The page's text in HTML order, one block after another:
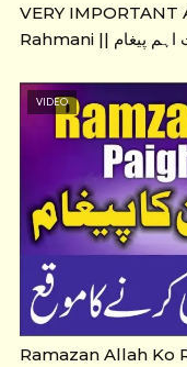
VERY
VIDEO
Ramazan Allah Ko